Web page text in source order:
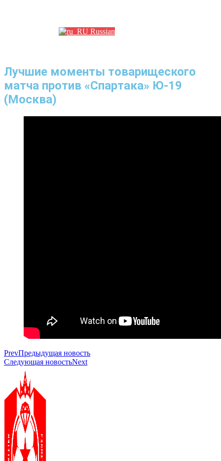
Russian
Лучшие моменты товарищеского
матча против «Спартака» Ю-19
(Москва)
PrevПредыдущая новость
Следующая новостьNext